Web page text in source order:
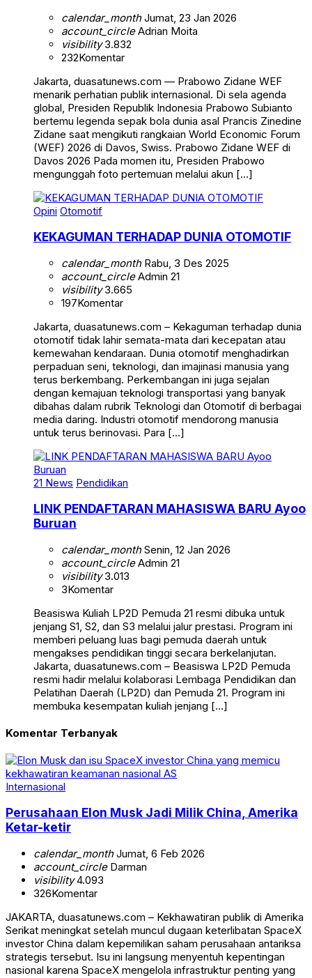
calendar_monthJumat, 23 Jan 2026
account_circleAdrian Moita
visibility3.832
232Komentar
Jakarta, duasatunews.com — Prabowo Zidane WEF
menarik perhatian publik internasional. Di sela agenda
global, Presiden Republik Indonesia Prabowo Subianto
bertemu legenda sepak bola dunia asal Prancis Zinedine
Zidane saat mengikuti rangkaian World Economic Forum
(WEF) 2026 di Davos, Swiss. Prabowo Zidane WEF di
Davos 2026 Pada momen itu, Presiden Prabowo
mengunggah foto pertemuan melalui akun […]
Opini Otomotif
KEKAGUMAN TERHADAP DUNIA OTOMOTIF
calendar_monthRabu, 3 Des 2025
account_circleAdmin 21
visibility3.665
197Komentar
Jakarta, duasatunews.com – Kekaguman terhadap dunia
otomotif tidak lahir semata-mata dari kecepatan atau
kemewahan kendaraan. Dunia otomotif menghadirkan
perpaduan seni, teknologi, dan imajinasi manusia yang
terus berkembang. Perkembangan ini juga sejalan
dengan kemajuan teknologi transportasi yang banyak
dibahas dalam rubrik Teknologi dan Otomotif di berbagai
media daring. Industri otomotif mendorong manusia
untuk terus berinovasi. Para […]
21 News Pendidikan
LINK PENDAFTARAN MAHASISWA BARU Ayoo
Buruan
calendar_monthSenin, 12 Jan 2026
account_circleAdmin 21
visibility3.013
3Komentar
Beasiswa Kuliah LP2D Pemuda 21 resmi dibuka untuk
jenjang S1, S2, dan S3 melalui jalur prestasi. Program ini
memberi peluang luas bagi pemuda daerah untuk
mengakses pendidikan tinggi secara berkelanjutan.
Jakarta, duasatunews.com – Beasiswa LP2D Pemuda
resmi hadir melalui kolaborasi Lembaga Pendidikan dan
Pelatihan Daerah (LP2D) dan Pemuda 21. Program ini
membuka kesempatan kuliah jenjang […]
Komentar Terbanyak
Internasional
Perusahaan Elon Musk Jadi Milik China, Amerika
Ketar-ketir
calendar_monthJumat, 6 Feb 2026
account_circleDarman
visibility4.093
326Komentar
JAKARTA, duasatunews.com – Kekhawatiran publik di Amerika
Serikat meningkat setelah muncul dugaan keterlibatan SpaceX
investor China dalam kepemilikan saham perusahaan antariksa
strategis tersebut. Isu ini langsung menyentuh kepentingan
nasional karena SpaceX mengelola infrastruktur penting yang